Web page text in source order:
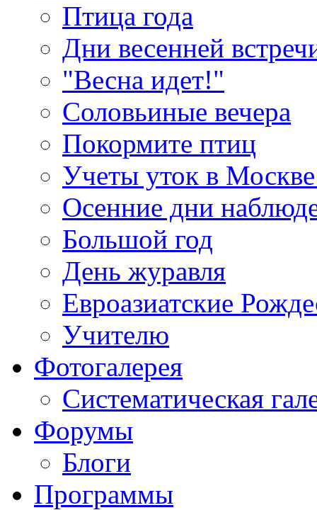
Птица года
Дни весенней
"Весна идет!"
Соловьиные вечера
Покормите птиц
Учеты уток в
Осенние дни
Большой год
День журавля
Евроазиатские
Учителю
Фотогалерея
Систематическая
Форумы
Блоги
Программы